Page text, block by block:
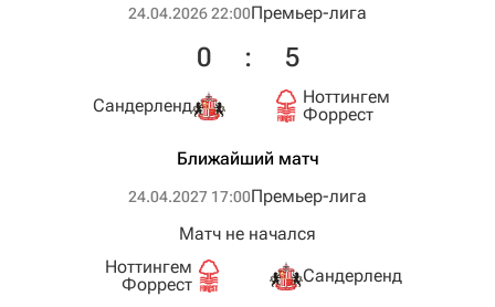
24.04.2026 22:00Премьер-лига
Сандерленд
0 : 5
Ноттингем
Форрест
Ближайший матч
24.04.2027 17:00Премьер-лига
Ноттингем
Форрест
Матч не начался
Сандерленд